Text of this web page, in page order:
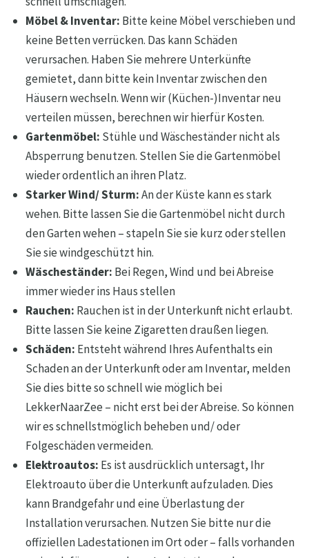
Möbel & Inventar: Bitte keine Möbel verschieben und
keine Betten verrücken. Das kann Schäden
verursachen. Haben Sie mehrere Unterkünfte
gemietet, dann bitte kein Inventar zwischen den
Häusern wechseln. Wenn wir (Küchen-)Inventar neu
verteilen müssen, berechnen wir hierfür Kosten.
Gartenmöbel: Stühle und Wäscheständer nicht als
Absperrung benutzen. Stellen Sie die Gartenmöbel
wieder ordentlich an ihren Platz.
Starker Wind/ Sturm:An der Küste kann es stark
wehen. Bitte lassen Sie die Gartenmöbel nicht durch
den Garten wehen – stapeln Sie sie kurz oder stellen
Sie sie windgeschützt hin.
Wäscheständer: Bei Regen, Wind und bei Abreise
immer wieder ins Haus stellen
Rauchen: Rauchen ist in der Unterkunft nicht erlaubt.
Bitte lassen Sie keine Zigaretten draußen liegen.
Schäden: Entsteht während Ihres Aufenthalts ein
Schaden an der Unterkunft oder am Inventar, melden
Sie dies bitte so schnell wie möglich bei
LekkerNaarZee – nicht erst bei der Abreise. So können
wir es schnellstmöglich beheben und/ oder
Folgeschäden vermeiden.
Elektroautos: Es ist ausdrücklich untersagt, Ihr
Elektroauto über die Unterkunft aufzuladen. Dies
kann Brandgefahr und eine Überlastung der
Installation verursachen. Nutzen Sie bitte nur die
offiziellen Ladestationen im Ort oder – falls vorhanden